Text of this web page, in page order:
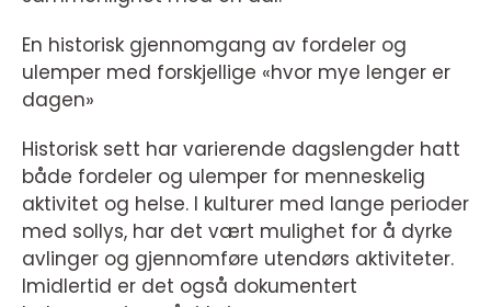
En historisk gjennomgang av fordeler og
ulemper med forskjellige «hvor mye lenger er
dagen»
Historisk sett har varierende dagslengder hatt
både fordeler og ulemper for menneskelig
aktivitet og helse. I kulturer med lange perioder
med sollys, har det vært mulighet for å dyrke
avlinger og gjennomføre utendørs aktiviteter.
Imidlertid er det også dokumentert